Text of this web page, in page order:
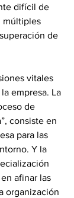
difícil de
múltiples
de
vitales
empresa. La
de
consiste en
para las
Y la
afinar las
organización